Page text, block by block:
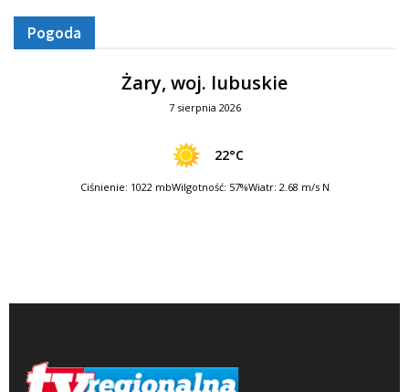
Pogoda
Żary, woj. lubuskie
7 sierpnia 2026
22°C
Ciśnienie: 1022 mbWilgotność: 57%Wiatr: 2.68 m/s N